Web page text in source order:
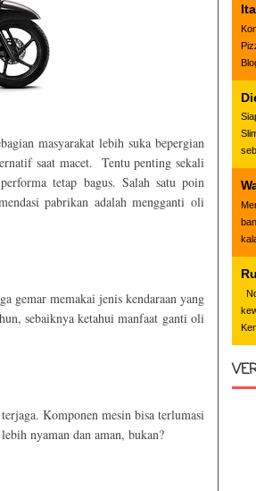
masyarakat lebih suka bepergian
saat macet. Tentu penting sekali
tetap bagus. Salah satu poin
pabrikan adalah mengganti oli
gemar memakai jenis kendaraan yang
sebaiknya ketahui manfaat ganti oli
Komponen mesin bisa terlumasi
nyaman dan aman, bukan?